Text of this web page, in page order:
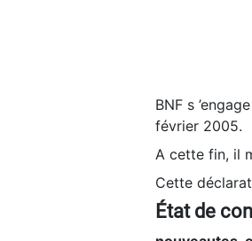
BNF s
février 2005.
A cette fin, il
Cette
État de